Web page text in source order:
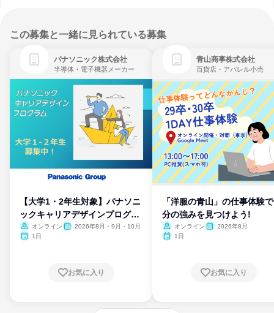
この募集と一緒に見られている募集
パナソニック株式会社
半導体・電子機器メーカー
【大学1・2年生対象】パナソニ
ックキャリアデザインプログラ
ム
オンライン
2026年8月・9月・10月
1日
お気に入り
青山商事株式会社
百貨店・アパレル小売
「洋服の青山」の仕事体験
分の強みを見つけよう!
オンライン
2026年8月
1日
お気に入り